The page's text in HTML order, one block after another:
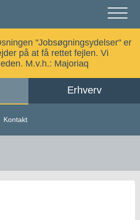
luk
Selvbetjening
Kalaallisut
"Jobsøgningsydelser" er
på at få rettet fejlen. Vi
M.v.h.: Majoriaq
Erhverv
Kontakt